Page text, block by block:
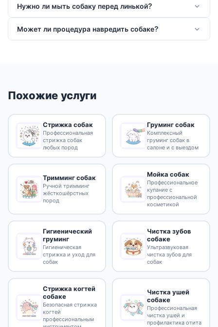
Нужно ли мыть собаку перед линькой?
Может ли процедура навредить собаке?
Похожие услуги
Стрижка собак
Профессиональная
стрижка собак
любых пород
Груминг собак
Комплексный
груминг собак в
салоне и с выездом
Тримминг собак
Ручной тримминг
жёсткошёрстных
пород
Мойка собак
Профессиональное
купание с
профессиональной
косметикой
Гигиенический
груминг
Гигиеническая
стрижка и уход для
собак
Чистка зубов
собаке
Ультразвуковая
чистка зубов для
собак
Стрижка когтей
собаке
Безопасная стрижка
когтей
профессиональным
Чистка ушей
собаке
Профессиональная
чистка ушей и
профилактика отита